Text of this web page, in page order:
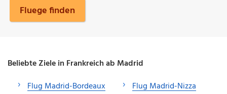
Fluege finden
Beliebte Ziele in Frankreich ab Madrid
Flug Madrid-Bordeaux
Flug Madrid-Nizza